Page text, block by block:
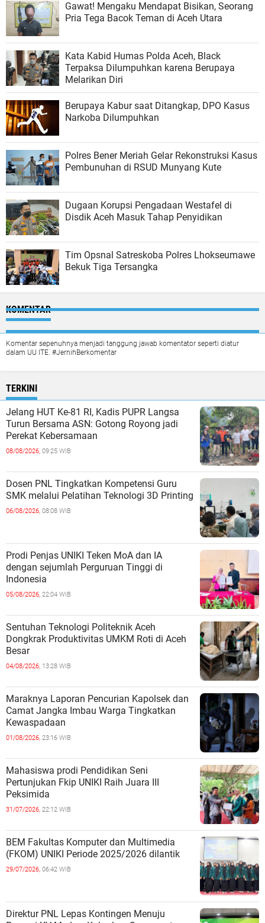
Gawat! Mengaku Mendapat Bisikan, Seorang
Pria Tega Bacok Teman di Aceh Utara
Kata Kabid Humas Polda Aceh, Black
Terpaksa Dilumpuhkan karena Berupaya
Melarikan Diri
Berupaya Kabur saat Ditangkap, DPO Kasus
Narkoba Dilumpuhkan
Polres Bener Meriah Gelar Rekonstruksi Kasus
Pembunuhan di RSUD Munyang Kute
Dugaan Korupsi Pengadaan Westafel di
Disdik Aceh Masuk Tahap Penyidikan
Tim Opsnal Satreskoba Polres Lhokseumawe
Bekuk Tiga Tersangka
KOMENTAR
Komentar sepenuhnya menjadi tanggung jawab komentator seperti diatur
dalam UU ITE. #JernihBerkomentar
TERKINI
Jelang HUT Ke-81 RI, Kadis PUPR Langsa
Turun Bersama ASN: Gotong Royong jadi
Perekat Kebersamaan
08/08/2026, 09:25 WIB
Dosen PNL Tingkatkan Kompetensi Guru
SMK melalui Pelatihan Teknologi 3D Printing
06/08/2026, 08:08 WIB
Prodi Penjas UNIKI Teken MoA dan IA
dengan sejumlah Perguruan Tinggi di
Indonesia
05/08/2026, 22:04 WIB
Sentuhan Teknologi Politeknik Aceh
Dongkrak Produktivitas UMKM Roti di Aceh
Besar
04/08/2026, 13:28 WIB
Maraknya Laporan Pencurian Kapolsek dan
Camat Jangka Imbau Warga Tingkatkan
Kewaspadaan
01/08/2026, 23:16 WIB
Mahasiswa prodi Pendidikan Seni
Pertunjukan Fkip UNIKI Raih Juara III
Peksimida
31/07/2026, 22:12 WIB
BEM Fakultas Komputer dan Multimedia
(FKOM) UNIKI Periode 2025/2026 dilantik
29/07/2026, 06:42 WIB
Direktur PNL Lepas Kontingen Menuju